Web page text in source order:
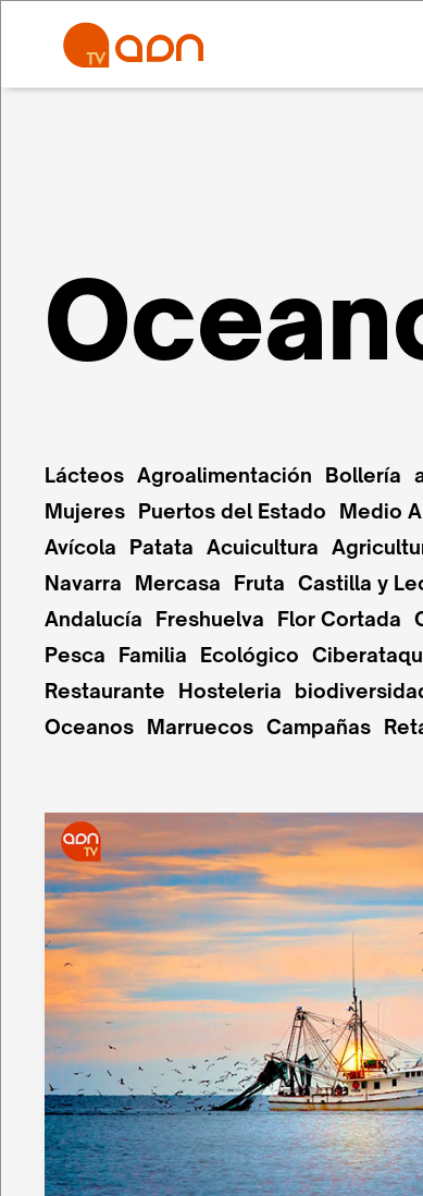
Lácteos Agroalimentación Bollería
Mujeres Puertos del Estado Medio
Avícola
Patata Acuicultura
Navarra
Mercasa Fruta Castilla y
Andalucía
Freshuelva Flor Cortada
Pesca
Familia Ecológico
Restaurante
Hosteleria
Oceanos Marruecos Campañas